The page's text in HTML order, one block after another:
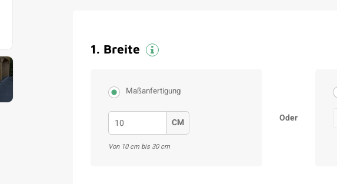
1. Breite
Maßanfertigung
CM
Von 10 cm bis 30 cm
Oder